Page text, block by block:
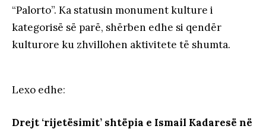
“Palorto”. Ka statusin monument kulture i
kategorisë së parë, shërben edhe si qendër
kulturore ku zhvillohen aktivitete të shumta.
Lexo edhe:
Drejt ‘rijetësimit’ shtëpia e Ismail Kadaresë në